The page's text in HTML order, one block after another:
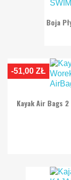
Boja
Kayak Air Bags
-51,00 ZŁ